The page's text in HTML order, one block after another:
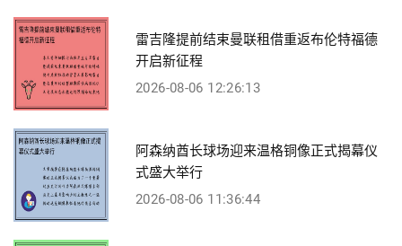
雷吉隆提前结束曼联租借重返布伦特福德
开启新征程
2026-08-06 12:26:13
阿森纳酋长球场迎来温格铜像正式揭幕仪
式盛大举行
2026-08-06 11:36:44